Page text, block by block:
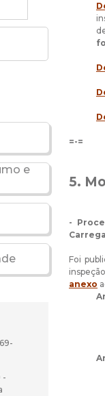
e
-
=-=
5.
-
Foi
anexo